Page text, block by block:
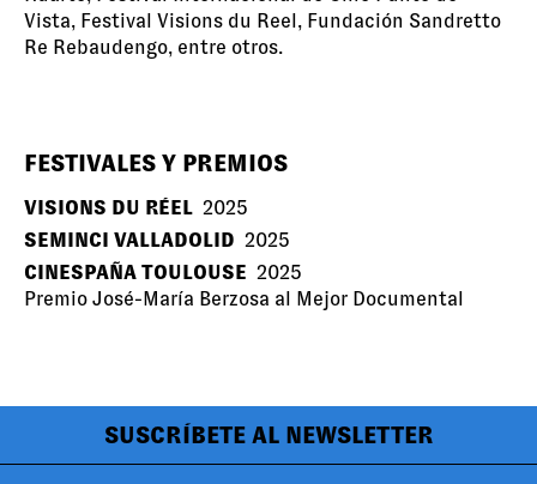
Vista, Festival Visions du Reel, Fundación Sandretto
Re Rebaudengo, entre otros.
FESTIVALES Y PREMIOS
VISIONS DU RÉEL 2025
SEMINCI VALLADOLID 2025
CINESPAÑA TOULOUSE 2025
Premio José-María Berzosa al Mejor Documental
SUSCRÍBETE AL NEWSLETTER